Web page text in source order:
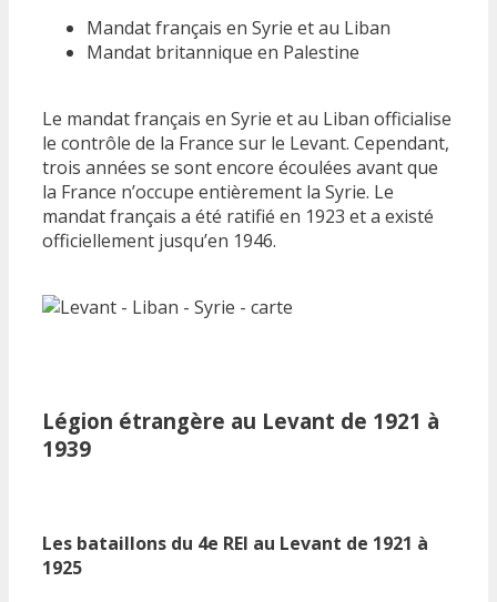
Mandat français en Syrie et au Liban
Mandat britannique en Palestine
Le mandat français en Syrie et au Liban officialise
le contrôle de la France sur le Levant. Cependant,
trois années se sont encore écoulées avant que
la France n’occupe entièrement la Syrie. Le
mandat français a été ratifié en 1923 et a existé
officiellement jusqu’en 1946.
Légion étrangère au Levant de 1921 à
1939
Les bataillons du 4e REI au Levant de 1921 à
1925